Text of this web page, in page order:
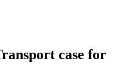
case for